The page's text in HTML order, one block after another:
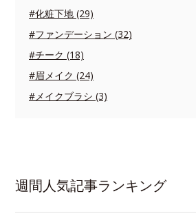
#化粧下地 (29)
#ファンデーション (32)
#チーク (18)
#眉メイク (24)
#メイクブラシ (3)
週間人気記事ランキング